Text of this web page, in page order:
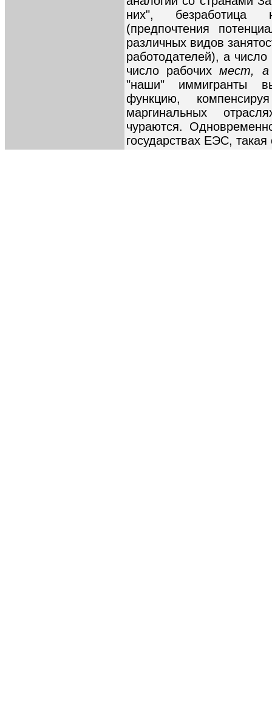
них", безработица
(предпочтения
различных видов
работодателей), а
число рабочихмест,
"наши" иммигранты
функцию,
маргинальных
чураются.
государствах ЕЭС,